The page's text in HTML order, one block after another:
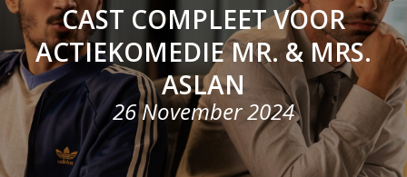
CAST COMPLEET VOOR
ACTIEKOMEDIE MR. & MRS.
ASLAN
26 November 2024